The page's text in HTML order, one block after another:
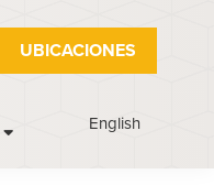
UBICACIONES
English